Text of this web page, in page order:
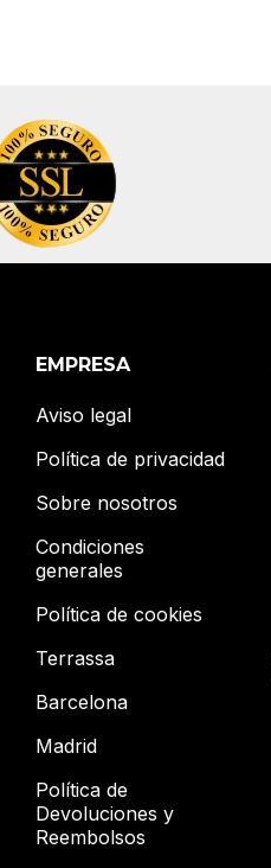
EMPRESA
Aviso legal
Política de privacidad
Sobre nosotros
Condiciones
generales
Política de cookies
Terrassa
Barcelona
Madrid
Política de
Devoluciones y
Reembolsos